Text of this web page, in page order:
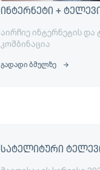
ინტერნეტი +
აირჩიე ინტერნეტის
კომბინაცია
გადადი ბმულზე
სატელიტური